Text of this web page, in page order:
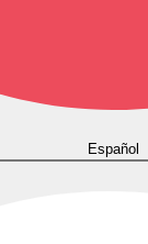
Español